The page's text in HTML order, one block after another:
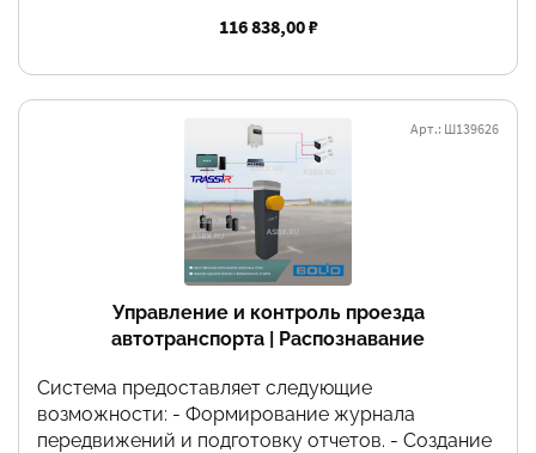
116 838,00 ₽
Управление и контроль проезда
автотранспорта | Распознавание
Арт.: Ш139626
Система предоставляет следующие
возможности: - Формирование журнала
передвижений и подготовку отчетов. - Создание